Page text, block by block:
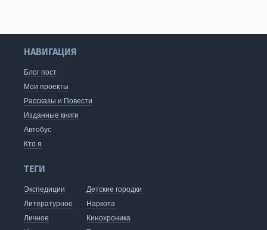
НАВИГАЦИЯ
Блог пост
Мои проекты
Рассказы и Повести
Изданные книги
Автобус
Кто я
ТЕГИ
Экспедиции
Литературное
Личное
Детские городки
Наркота
Кинохроника